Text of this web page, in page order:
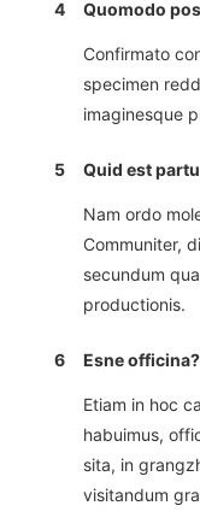
4 Quomodo
Confirmato
specimen
imaginesque
5 Quid est
Nam ordo
Communiter,
secundum
productionis.
6 Esne
Etiam in hoc
habuimus,
sita, in
visitandum